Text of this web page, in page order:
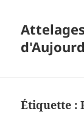
Étiquette :